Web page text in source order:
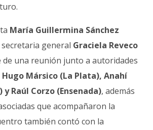
María Guillermina Sánchez
secretaria general Graciela Reveco
una reunión junto a autoridades
Hugo Mársico (La Plata), Anahí
y Raúl Corzo (Ensenada), además
que acompañaron la
también contó con la